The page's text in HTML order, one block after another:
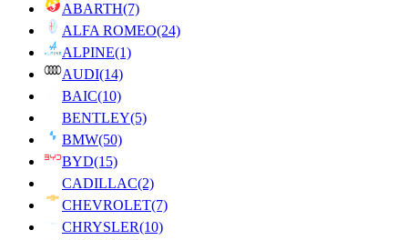
ABARTH(7)
ALFA ROMEO(24)
ALPINE(1)
AUDI(14)
BAIC(10)
BENTLEY(5)
BMW(50)
BYD(15)
CADILLAC(2)
CHEVROLET(7)
CHRYSLER(10)